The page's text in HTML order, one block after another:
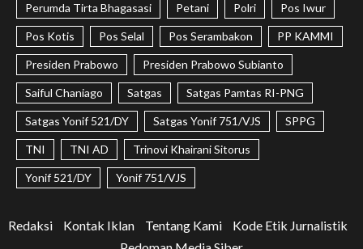
Perumda Tirta Bhagasasi Petani Polri Pos Iwur
Pos Kotis Pos Selal Pos Serambakon PP KAMMI
Presiden Prabowo Presiden Prabowo Subianto
Saiful Chaniago Satgas Satgas Pamtas RI-PNG
Satgas Yonif 521/DY Satgas Yonif 751/VJS SPPG
TNI TNI AD Trinovi Khairani Sitorus
Yonif 521/DY Yonif 751/VJS
Redaksi Kontak Iklan Tentang Kami
Kode Etik Jurnalistik